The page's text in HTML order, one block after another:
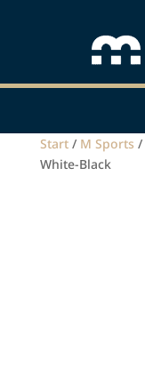
Start/ M Sports /
White-Black